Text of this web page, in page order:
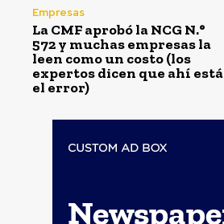
Empresas
La CMF aprobó la NCG N.°
572 y muchas empresas la
leen como un costo (los
expertos dicen que ahí está
el error)